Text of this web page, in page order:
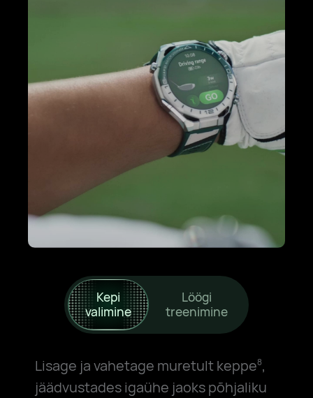
Kepi
valimine
Löögi
treenimine
Lisage ja vahetage muretult keppe8,
jäädvustades igaühe jaoks põhjaliku